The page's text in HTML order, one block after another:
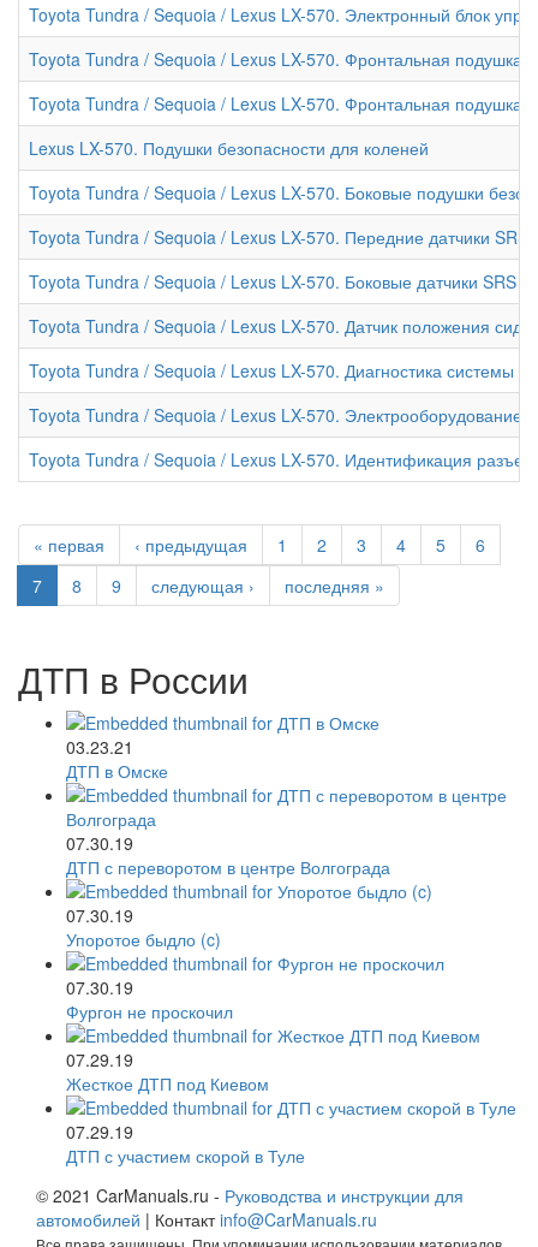
Toyota Tundra / Sequoia / Lexus LX-570. Электронный блок
Toyota Tundra / Sequoia / Lexus LX-570. Фронтальная подушка
Toyota Tundra / Sequoia / Lexus LX-570. Фронтальная подушка
Lexus LX-570. Подушки безопасности для коленей
Toyota Tundra / Sequoia / Lexus LX-570. Боковые подушки
Toyota Tundra / Sequoia / Lexus LX-570. Передние датчики SRS
Toyota Tundra / Sequoia / Lexus LX-570. Боковые датчики SRS
Toyota Tundra / Sequoia / Lexus LX-570. Датчик положения
Toyota Tundra / Sequoia / Lexus LX-570. Диагностика системы
Toyota Tundra / Sequoia / Lexus LX-570. Электрооборудование
Toyota Tundra / Sequoia / Lexus LX-570. Идентификация
« первая ‹ предыдущая 1 2 3 4 5
6
7
8 9 следующая › последняя »
ДТП в России
03.23.21
ДТП в Омске
07.30.19
ДТП с переворотом в центре Волгограда
07.30.19
Упоротое быдло (c)
07.30.19
Фургон не проскочил
07.29.19
Жесткое ДТП под Киевом
07.29.19
ДТП с участием скорой в Туле
© 2021 CarManuals.ru - Руководства и инструкции для
автомобилей | Контактinfo@CarManuals.ru